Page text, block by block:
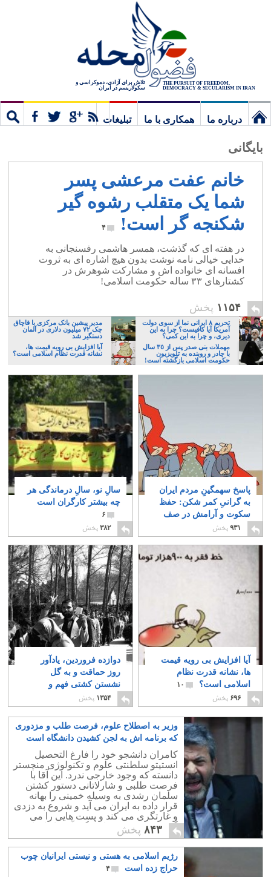
THE PURSUIT OF FREEDOM,
DEMOCRACY & SECULARISM IN IRAN
تلاش برای آزادی، دموکراسی و
سکولاریسم در ایران
درباره ما همکاری با ما
تبلیغات
بایگانی
خانم عفت مرعشی پسر
شما یک متقلب رشوه گیر
شکنجه گر است!
۴
در هفته ای که گذشت، همسر هاشمی رفسنجانی به
خدایی خیالی نامه نوشت بدون هیچ اشاره ای به ثروت
افسانه ای خانواده اش و مشارکت شوهرش در
کشتارهای ۳۳ ساله حکومت اسلامی!
۱۱۵۴ پخش
تحریم ۸ ایرانی نما از سوی دولت
آمریکا آیا کافیست؟ چرا به این
دیری، و چرا به این کمی؟
مدیر پیشین بانک مرکزی با قاچاق
چک ۷۲ میلیون دلاری در آلمان
دستگیر شد
مهملات بنی صدر پس از ٣٥ سال
با چادر و روبنده به تلویزیون
حکومت اسلامی بازگشته است!
آیا افزایش بی رویه قیمت ها،
نشانه قدرت نظام اسلامی است؟
پاسخ سهمگینِ مردم ایران
به گرانیِ کمر شکن: حفظ
سکوت و آرامش در صف
های خرید مُرغ!
۹۳۱ پخش
سالِ نو، سالِ درماندگی هر
چه بیشتر کارگران است
۶
۳۸۲ پخش
آیا افزایش بی رویه قیمت
ها، نشانه قدرت نظام
اسلامی است؟
۱۰
۶۹۶ پخش
دوازده فروردین، یادآور
روز حماقت و به گل
نشستن کشتی فهم و
شعور ایرانی است
۱۳۵۴ پخش
وزیر به اصطلاح علوم، فرصت طلب و مزدوری
که برنامه اش به لجن کشیدن دانشگاه است
کامران دانشجو خود را فارغ التحصیل
انستیتو سلطنتی علوم و تکنولوژی منچستر
دانسته که وجود خارجی ندرد. این آقا با
فرصت طلبی و شارلاتانی دستور کشتن
سلمان رشدی به وسیله خمینی را بهانه
قرار داده به ایران می آید و شروع به دزدی
و غارتگری می کند و پست هایی را می
گیرد که کمترین شایستگی آن ها را نداشته
است.
۸۴۳ پخش
رژیم اسلامی به هستی و نیستی ایرانیان چوب
حراج زده است
۴